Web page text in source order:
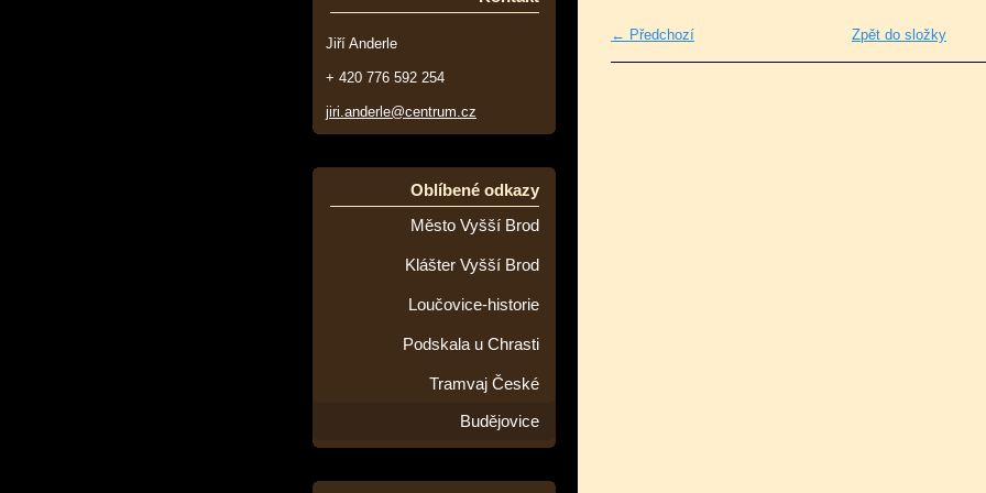
← Předchozí Zpět do složky
Jiří Anderle
+ 420 776 592 254
jiri.anderle@centrum.cz
Oblíbené odkazy
Město Vyšší Brod
Klášter Vyšší Brod
Loučovice-historie
Podskala u Chrasti
Tramvaj České
Budějovice